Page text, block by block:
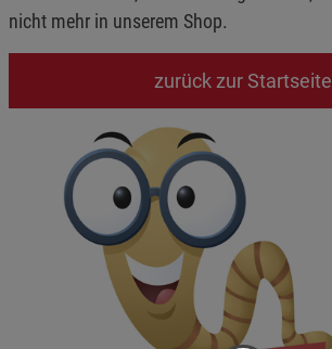
nicht mehr in unserem Shop.
zurück zur Startseite